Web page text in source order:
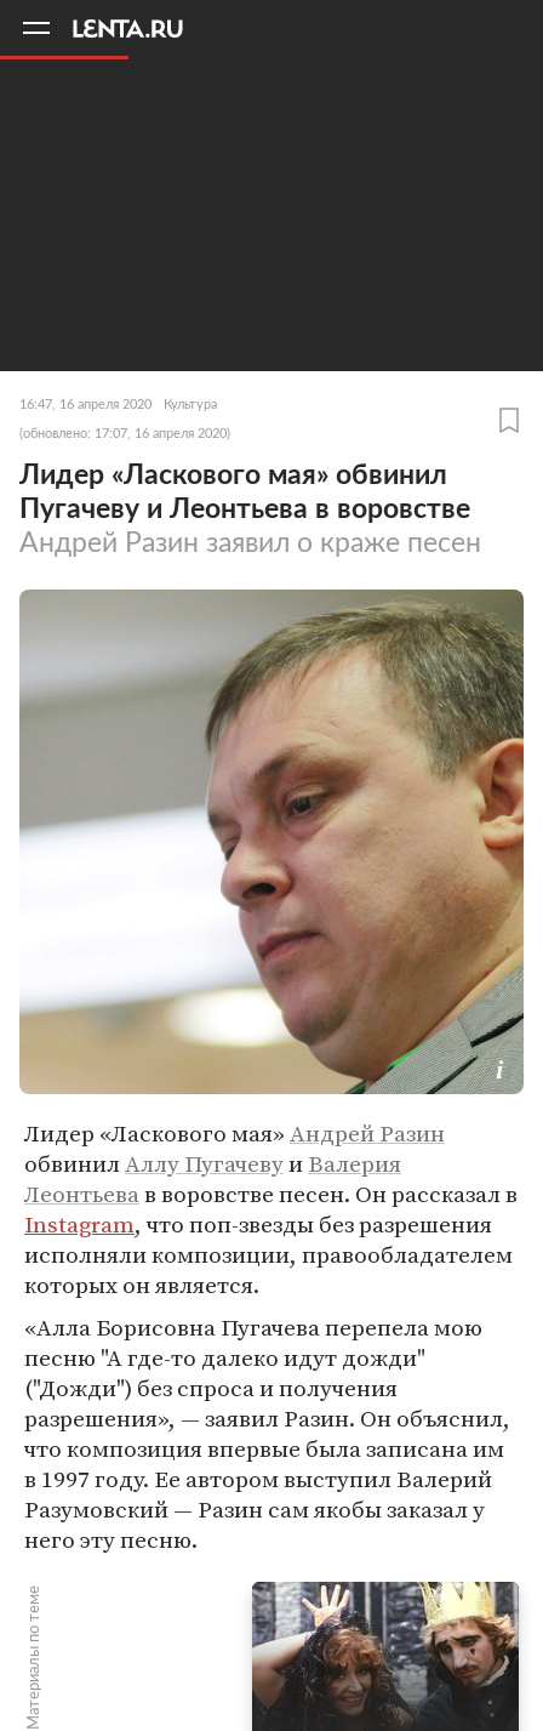
16:47, 16 апреля 2020 Культура
(обновлено: 17:07, 16 апреля 2020)
Лидер «Ласкового мая» обвинил
Пугачеву и Леонтьева в воровстве
Андрей Разин заявил о краже песен
Лидер «Ласкового мая»Андрей Разин
обвинилАллу ПугачевуиВалерия
Леонтьевав воровстве песен. Он рассказал в
Instagram, что поп-звезды без разрешения
исполняли композиции, правообладателем
которых он является.
«Алла Борисовна Пугачева перепела мою
песню "А где-то далеко идут дожди"
("Дожди") без спроса и получения
разрешения», — заявил Разин. Он объяснил,
что композиция впервые была записана им
в 1997 году. Ее автором выступил Валерий
Разумовский — Разин сам якобы заказал у
него эту песню.
Материалы по теме